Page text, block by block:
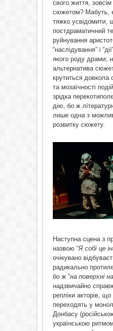
свого життя, зовсім
сюжетом? Мабуть,
тяжко усвідомити,
постдраматичний
руйнування
“наслідування” і
якого роду драми;
альтернатива
крутиться довкола
та мозаїчності
зрідка
дію, бо ж
лише одна з
розвитку сюжету.
Наступна сцена з
назвою “Я собі це
очікувано
радикально
бо ж “на поверхні
надзвичайно
репліки акторів,
переходять у
Донбасу
українською